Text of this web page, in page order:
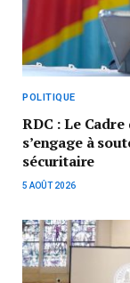
POLITIQUE
RDC : Le
s’engage à
sécuritaire
5 AOÛT 2026